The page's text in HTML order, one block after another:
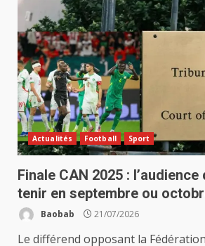
Actualités Football Sport
‎Finale CAN 2025 :
tenir en septembre ou
Baobab 21/07/2026
Le différend opposant la